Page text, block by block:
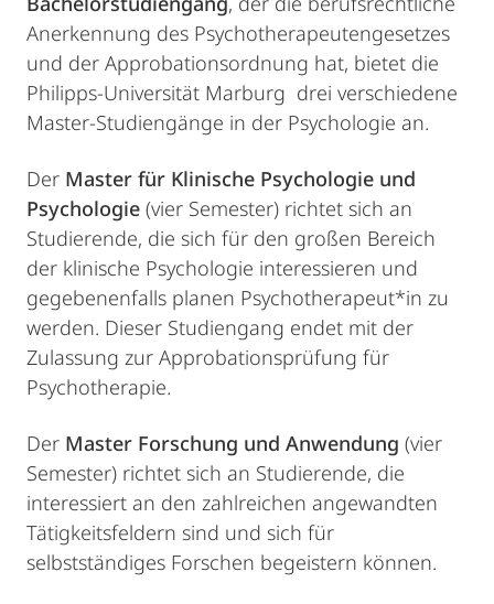
Anerkennung des Psychotherapeutengesetzes
und der Approbationsordnung hat, bietet die
Philipps-Universität Marburg drei verschiedene
Master-Studiengänge in der Psychologie an.
Der Master für Klinische Psychologie und
Psychologie (vier Semester) richtet sich an
Studierende, die sich für den großen Bereich
der klinische Psychologie interessieren und
gegebenenfalls planen Psychotherapeut*in zu
werden. Dieser Studiengang endet mit der
Zulassung zur Approbationsprüfung für
Psychotherapie.
Der Master Forschung und Anwendung (vier
Semester) richtet sich an Studierende, die
interessiert an den zahlreichen angewandten
Tätigkeitsfeldern sind und sich für
selbstständiges Forschen begeistern können.